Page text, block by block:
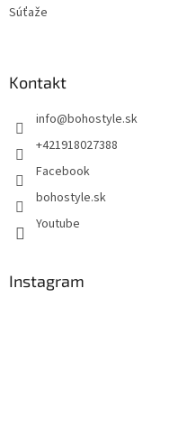
Súťaže
Kontakt
info@bohostyle.sk
+421918027388
Facebook
bohostyle.sk
Youtube
Instagram